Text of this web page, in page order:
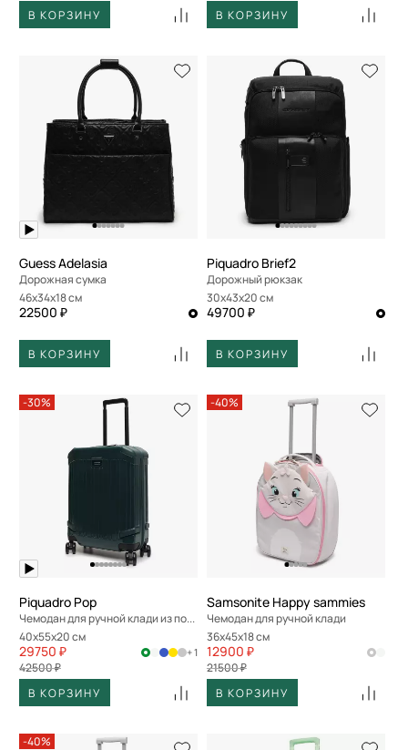
В КОРЗИНУ
В КОРЗИНУ
Guess Adelasia
Дорожная сумка
46x34x18 см
22500 ₽
В КОРЗИНУ
Piquadro Brief2
Дорожный рюкзак
30x43x20 см
49700 ₽
В КОРЗИНУ
-30%
Piquadro Pop
Чемодан для ручной клади из поликарбоната
40x55x20 см
29750 ₽
42500 ₽
+ 1
В КОРЗИНУ
-40%
Samsonite Happy sammies
Чемодан для ручной клади
36x45x18 см
12900 ₽
21500 ₽
В КОРЗИНУ
-40%